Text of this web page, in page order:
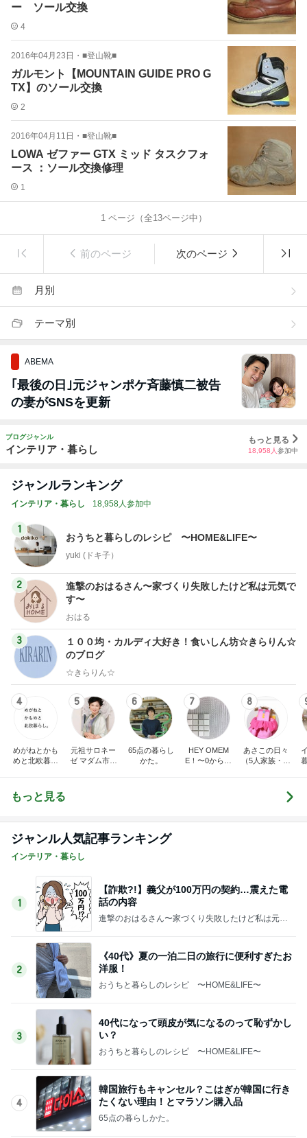
ー ソール交換
4
2016年04月23日 ・ ■登山靴■
ガルモント【MOUNTAIN GUIDE PRO G
TX】のソール交換
2
2016年04月11日 ・ ■登山靴■
LOWA ゼファー GTX ミッド タスクフォ
ース ：ソール交換修理
1
1ページ（全13ページ中）
前のページ 次のページ
月別
テーマ別
ABEMA
｢最後の日｣元ジャンポケ斉藤慎二被告
の妻がSNSを更新
ブログジャンル
インテリア・暮らし
もっと見る
18,958 人 参加中
ジャンルランキング
インテリア・暮らし 18,958人参加中
1
おうちと暮らしのレシピ 〜HOME&LIFE〜
yuki (ドキ子）
2
進撃のおはるさん〜家づくり失敗したけど私は元気で
す〜
おはる
3
１００均・カルディ大好き！食いしん坊☆きらりん☆
のブログ
☆きらりん☆
4
めがねとかも
めと北欧暮ら
5
元祖サロネー
ゼ マダム市川
6
65点の暮らし
かた。
7
HEY OMEM
E！〜0からの
8
あさこの日々
（5人家族・投
もっと見る
ジャンル人気記事ランキング
インテリア・暮らし
1
【詐欺?!】義父が100万円の契約…震えた電
話の内容
進撃のおはるさん〜家づくり失敗したけど私は元気
2
《40代》夏の一泊二日の旅行に便利すぎたお
洋服！
おうちと暮らしのレシピ 〜HOME&LIFE〜
3
40代になって頭皮が気になるのって恥ずかし
い？
おうちと暮らしのレシピ 〜HOME&LIFE〜
4
韓国旅行もキャンセル？こはぎが韓国に行き
たくない理由！とマラソン購入品
65点の暮らしかた。